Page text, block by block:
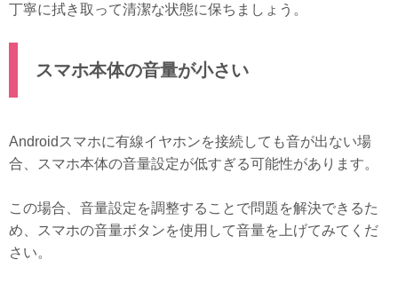
丁寧に拭き取って清潔な状態に保ちましょう。
スマホ本体の音量が小さい
Androidスマホに有線イヤホンを接続しても音が出ない場
合、スマホ本体の音量設定が低すぎる可能性があります。
この場合、音量設定を調整することで問題を解決できるた
め、スマホの音量ボタンを使用して音量を上げてみてくだ
さい。